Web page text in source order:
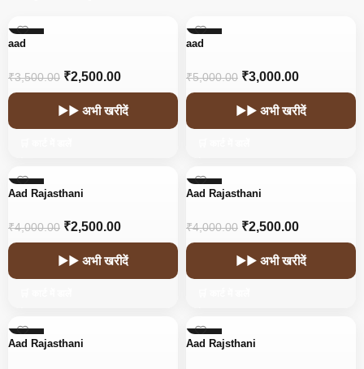
-29%
aad
₹3,500.00 ₹2,500.00
▶▶ अभी खरीदें
-40%
aad
₹5,000.00 ₹3,000.00
▶▶ अभी खरीदें
-38%
Aad Rajasthani
₹4,000.00 ₹2,500.00
▶▶ अभी खरीदें
-38%
Aad Rajasthani
₹4,000.00 ₹2,500.00
▶▶ अभी खरीदें
-38%
Aad Rajasthani
-55%
Aad Rajsthani